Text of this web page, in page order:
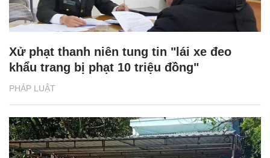
PHÁP LUẬT
Xử phạt thanh niên tung tin "lái xe đeo
khẩu trang bị phạt 10 triệu đồng"